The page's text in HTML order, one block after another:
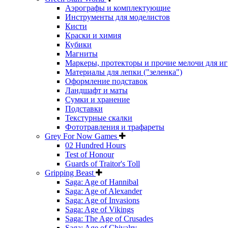
Аэрографы и комплектующие
Инструменты для моделистов
Кисти
Краски и химия
Кубики
Магниты
Маркеры, протекторы и прочие мелочи для
Материалы для лепки ("зеленка")
Оформление подставок
Ландшафт и маты
Сумки и хранение
Подставки
Текстурные скалки
Фототравления и трафареты
Grey For Now Games
02 Hundred Hours
Test of Honour
Guards of Traitor's Toll
Gripping Beast
Saga: Age of Hannibal
Saga: Age of Alexander
Saga: Age of Invasions
Saga: Age of Vikings
Saga: The Age of Crusades